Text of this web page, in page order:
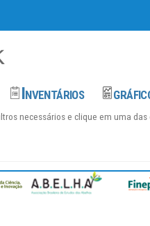
necessários e clique em uma